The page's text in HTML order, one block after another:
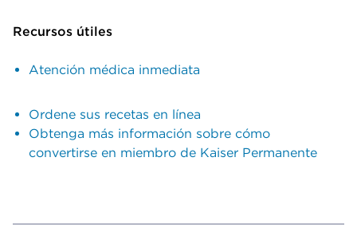
Recursos útiles
Atención médica inmediata
Ordene sus recetas en línea
Obtenga más información sobre cómo
convertirse en miembro de Kaiser Permanente